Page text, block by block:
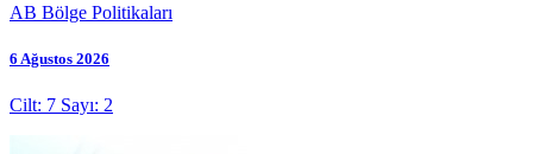
AB Bölge Politikaları
6 Ağustos 2026
Cilt: 7 Sayı: 2